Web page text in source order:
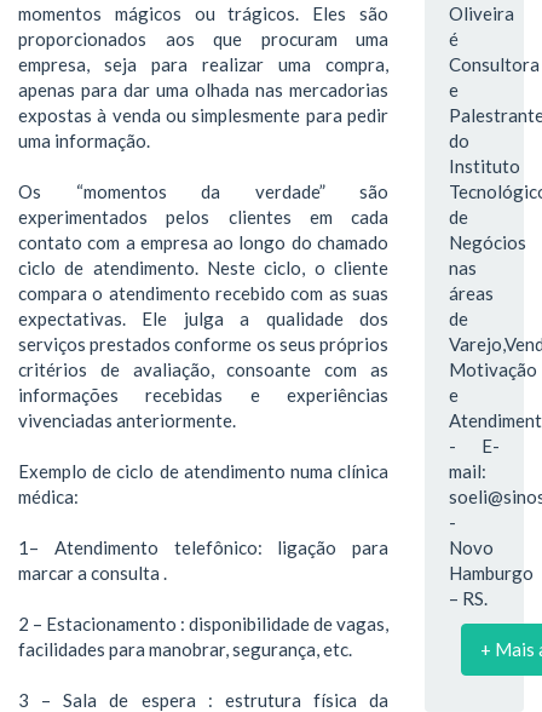
momentos mágicos ou trágicos. Eles são
proporcionados aos que procuram uma
empresa, seja para realizar uma compra,
apenas para dar uma olhada nas mercadorias
expostas à venda ou simplesmente para pedir
uma informação.
Os “momentos da verdade” são
experimentados pelos clientes em cada
contato com a empresa ao longo do chamado
ciclo de atendimento. Neste ciclo, o cliente
compara o atendimento recebido com as suas
expectativas. Ele julga a qualidade dos
serviços prestados conforme os seus próprios
critérios de avaliação, consoante com as
informações recebidas e experiências
vivenciadas anteriormente.
Exemplo de ciclo de atendimento numa clínica
médica:
1– Atendimento telefônico: ligação para
marcar a consulta .
2 – Estacionamento : disponibilidade de vagas,
facilidades para manobrar, segurança, etc.
3 – Sala de espera : estrutura física da
Oliveira
é
Consultora
e
do
Instituto
de
Negócios
nas
áreas
de
Motivação
e
- E-
mail:
-
Novo
Hamburgo
– RS.
+ Mais